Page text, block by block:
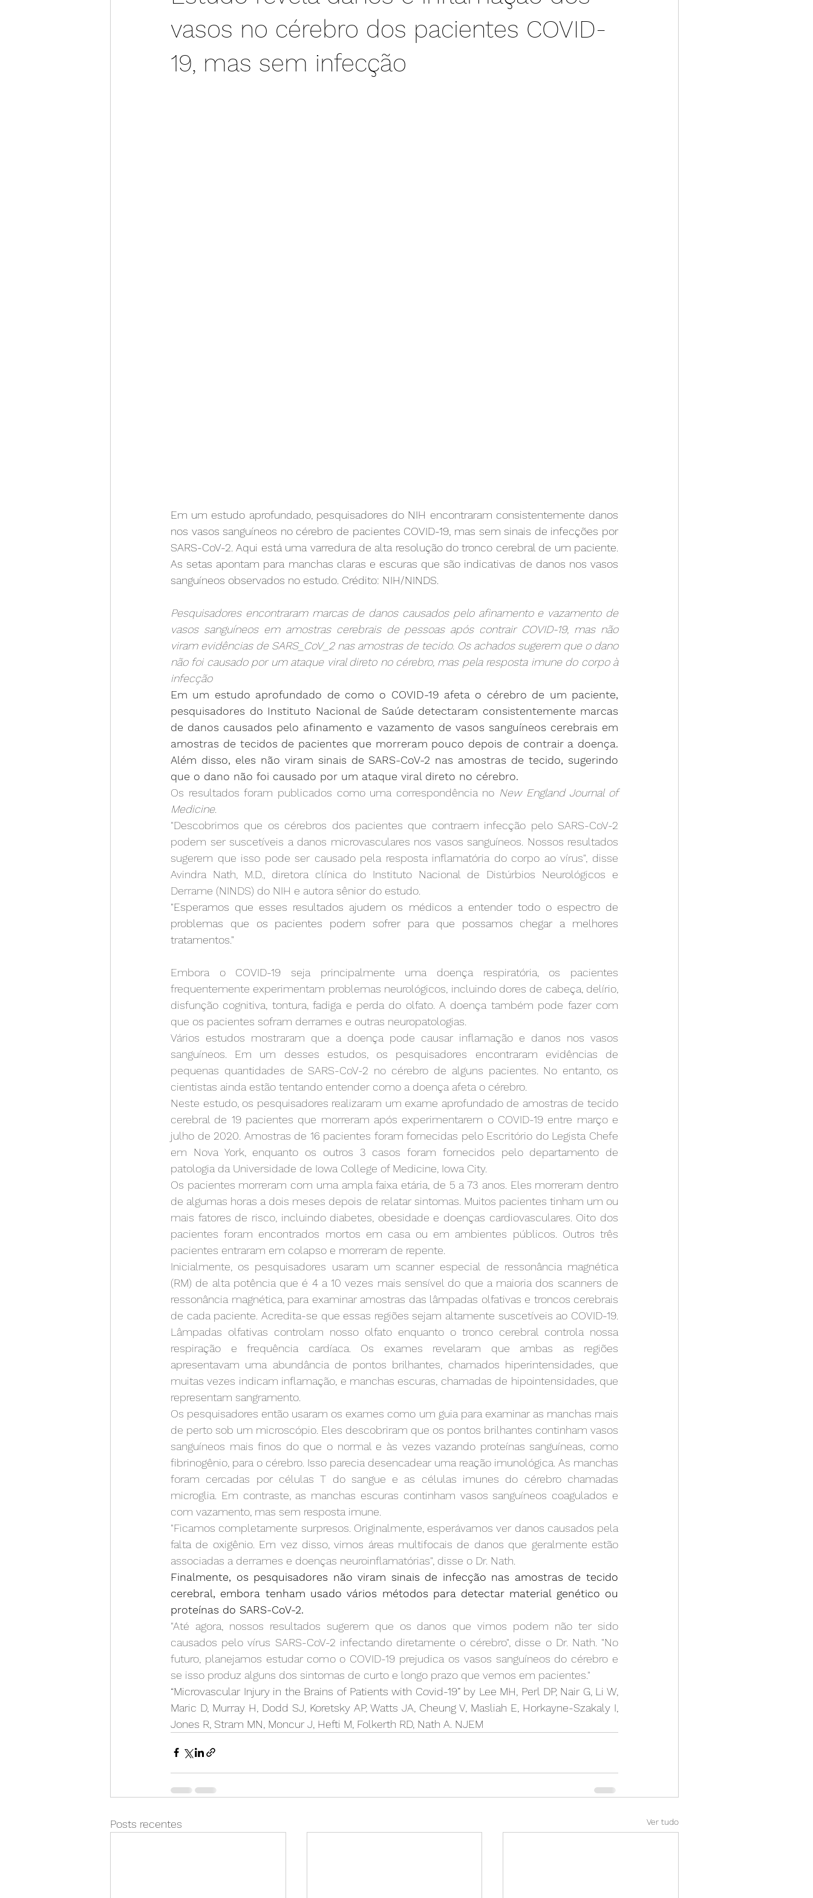
vasos no cérebro dos pacientes COVID-
19, mas sem infecção
Em um estudo aprofundado, pesquisadores do NIH encontraram consistentemente danos
nos vasos sanguíneos no cérebro de pacientes COVID-19, mas sem sinais de infecções por
SARS-CoV-2. Aqui está uma varredura de alta resolução do tronco cerebral de um paciente.
As setas apontam para manchas claras e escuras que são indicativas de danos nos vasos
sanguíneos observados no estudo. Crédito: NIH/NINDS.
Pesquisadores encontraram marcas de danos causados pelo afinamento e vazamento de
vasos sanguíneos em amostras cerebrais de pessoas após contrair COVID-19, mas não
viram evidências de SARS_CoV_2 nas amostras de tecido. Os achados sugerem que o dano
não foi causado por um ataque viral direto no cérebro, mas pela resposta imune do corpo à
infecção
Em um estudo aprofundado de como o COVID-19 afeta o cérebro de um paciente,
pesquisadores do Instituto Nacional de Saúde detectaram consistentemente marcas
de danos causados pelo afinamento e vazamento de vasos sanguíneos cerebrais em
amostras de tecidos de pacientes que morreram pouco depois de contrair a doença.
Além disso, eles não viram sinais de SARS-CoV-2 nas amostras de tecido, sugerindo
que o dano não foi causado por um ataque viral direto no cérebro.
Os resultados foram publicados como uma correspondência no New England Journal of
Medicine.
"Descobrimos que os cérebros dos pacientes que contraem infecção pelo SARS-CoV-2
podem ser suscetíveis a danos microvasculares nos vasos sanguíneos. Nossos resultados
sugerem que isso pode ser causado pela resposta inflamatória do corpo ao vírus", disse
Avindra Nath, M.D., diretora clínica do Instituto Nacional de Distúrbios Neurológicos e
Derrame (NINDS) do NIH e autora sênior do estudo.
"Esperamos que esses resultados ajudem os médicos a entender todo o espectro de
problemas que os pacientes podem sofrer para que possamos chegar a melhores
tratamentos."
Embora o COVID-19 seja principalmente uma doença respiratória, os pacientes
frequentemente experimentam problemas neurológicos, incluindo dores de cabeça, delírio,
disfunção cognitiva, tontura, fadiga e perda do olfato. A doença também pode fazer com
que os pacientes sofram derrames e outras neuropatologias.
Vários estudos mostraram que a doença pode causar inflamação e danos nos vasos
sanguíneos. Em um desses estudos, os pesquisadores encontraram evidências de
pequenas quantidades de SARS-CoV-2 no cérebro de alguns pacientes. No entanto, os
cientistas ainda estão tentando entender como a doença afeta o cérebro.
Neste estudo, os pesquisadores realizaram um exame aprofundado de amostras de tecido
cerebral de 19 pacientes que morreram após experimentarem o COVID-19 entre março e
julho de 2020. Amostras de 16 pacientes foram fornecidas pelo Escritório do Legista Chefe
em Nova York, enquanto os outros 3 casos foram fornecidos pelo departamento de
patologia da Universidade de Iowa College of Medicine, Iowa City.
Os pacientes morreram com uma ampla faixa etária, de 5 a 73 anos. Eles morreram dentro
de algumas horas a dois meses depois de relatar sintomas. Muitos pacientes tinham um ou
mais fatores de risco, incluindo diabetes, obesidade e doenças cardiovasculares. Oito dos
pacientes foram encontrados mortos em casa ou em ambientes públicos. Outros três
pacientes entraram em colapso e morreram de repente.
Inicialmente, os pesquisadores usaram um scanner especial de ressonância magnética
(RM) de alta potência que é 4 a 10 vezes mais sensível do que a maioria dos scanners de
ressonância magnética, para examinar amostras das lâmpadas olfativas e troncos cerebrais
de cada paciente. Acredita-se que essas regiões sejam altamente suscetíveis ao COVID-19.
Lâmpadas olfativas controlam nosso olfato enquanto o tronco cerebral controla nossa
respiração e frequência cardíaca. Os exames revelaram que ambas as regiões
apresentavam uma abundância de pontos brilhantes, chamados hiperintensidades, que
muitas vezes indicam inflamação, e manchas escuras, chamadas de hipointensidades, que
representam sangramento.
Os pesquisadores então usaram os exames como um guia para examinar as manchas mais
de perto sob um microscópio. Eles descobriram que os pontos brilhantes continham vasos
sanguíneos mais finos do que o normal e às vezes vazando proteínas sanguíneas, como
fibrinogênio, para o cérebro. Isso parecia desencadear uma reação imunológica. As manchas
foram cercadas por células T do sangue e as células imunes do cérebro chamadas
microglia. Em contraste, as manchas escuras continham vasos sanguíneos coagulados e
com vazamento, mas sem resposta imune.
"Ficamos completamente surpresos. Originalmente, esperávamos ver danos causados pela
falta de oxigênio. Em vez disso, vimos áreas multifocais de danos que geralmente estão
associadas a derrames e doenças neuroinflamatórias", disse o Dr. Nath.
Finalmente, os pesquisadores não viram sinais de infecção nas amostras de tecido
cerebral, embora tenham usado vários métodos para detectar material genético ou
proteínas do SARS-CoV-2.
"Até agora, nossos resultados sugerem que os danos que vimos podem não ter sido
causados pelo vírus SARS-CoV-2 infectando diretamente o cérebro", disse o Dr. Nath. "No
futuro, planejamos estudar como o COVID-19 prejudica os vasos sanguíneos do cérebro e
se isso produz alguns dos sintomas de curto e longo prazo que vemos em pacientes."
“Microvascular Injury in the Brains of Patients with Covid-19” by Lee MH, Perl DP, Nair G, Li W,
Maric D, Murray H, Dodd SJ, Koretsky AP, Watts JA, Cheung V, Masliah E, Horkayne-Szakaly I,
Jones R, Stram MN, Moncur J, Hefti M, Folkerth RD, Nath A. NJEM
Posts recentes Ver tudo